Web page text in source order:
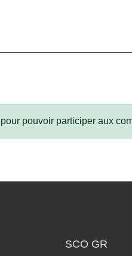
pour pouvoir participer aux
SCO GR